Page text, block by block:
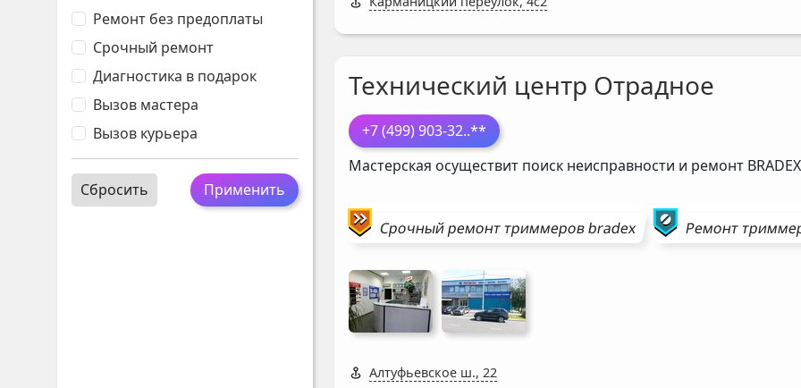
Ремонт без предоплаты
Срочный ремонт
Диагностика в подарок
Вызов мастера
Вызов курьера
Применить
Сбросить
Технический центр Отрадное
+7 (499) 903-32..**
Мастерская осуществит поиск неисправности и ремонт BRADEX
Срочный ремонттриммеровbradex Ремонт
Алтуфьевское ш., 22